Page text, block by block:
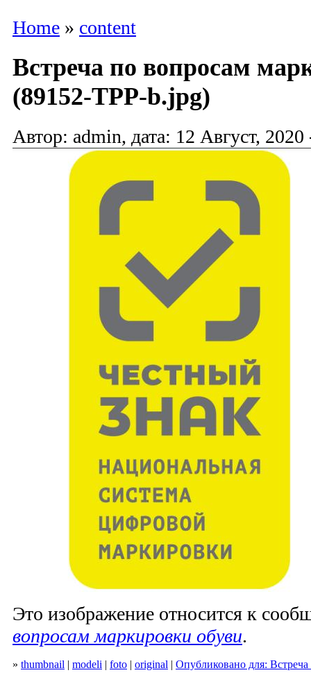
Home » content
Встреча по вопросам
(89152-TPP-b.jpg)
Автор: admin, дата: 12 Август, 2020
Это изображение относится к
вопросам маркировки обуви.
» thumbnail | modeli | foto | original | Опубликовано для: